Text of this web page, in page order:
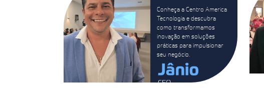
Conheça a Centro America
Tecnologia e descubra
como transformamos
inovação em soluções
práticas para impulsionar
seu negócio.